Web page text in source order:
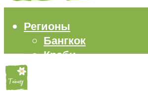
Регионы
Бангкок
Краби